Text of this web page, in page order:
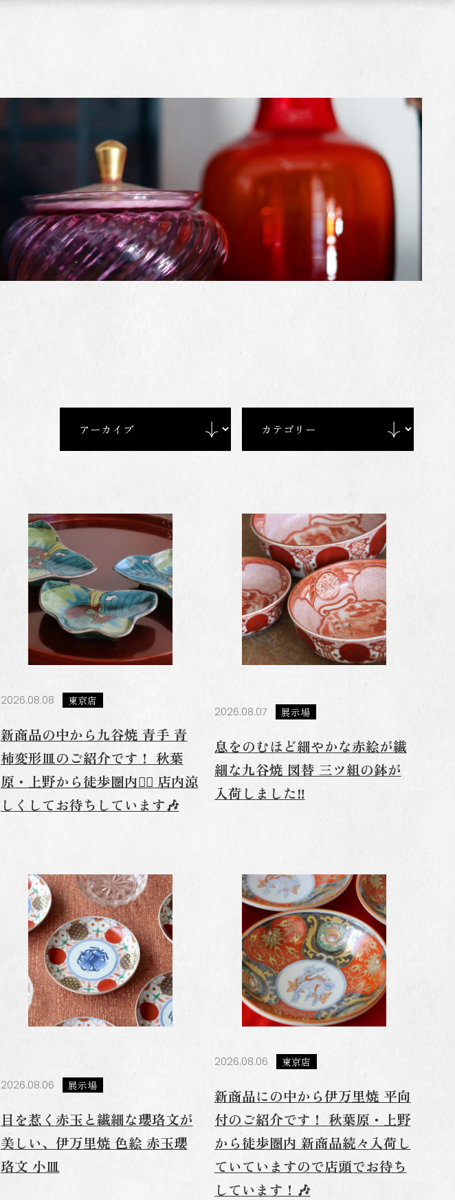
2026.08.08 東京店
新商品の中から九谷焼 青手 青
柿変形皿のご紹介です！ 秋葉
原・上野から徒歩圏内🚶‍♂️ 店内涼
しくしてお待ちしています🎶
2026.08.07 展示場
息をのむほど細やかな赤絵が繊
細な九谷焼 図替 三ツ組の鉢が
入荷しました‼️
2026.08.06 展示場
目を惹く赤玉と繊細な瓔珞文が
美しい、伊万里焼 色絵 赤玉瓔
珞文 小皿
2026.08.06 東京店
新商品にの中から伊万里焼 平向
付のご紹介です！ 秋葉原・上野
から徒歩圏内 新商品続々入荷し
ていていますので店頭でお待ち
しています！🎶